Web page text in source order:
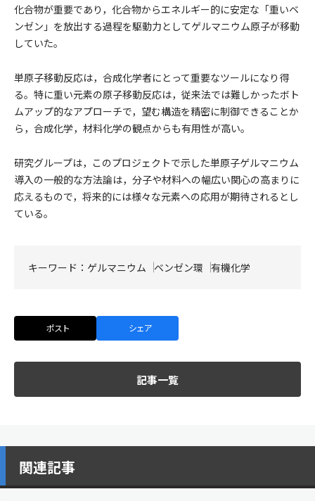
化合物が重要であり，化合物からエネルギー的に安定な「重いベ
ンゼン」を放出する過程を駆動力としてゲルマニウム原子が移動
していた。
単原子移動反応は，合成化学者にとって重要なツールになり得
る。特に重い元素の原子移動反応は，従来法では難しかったボト
ムアップ的なアプローチで，望む構造を精密に制御できることか
ら，合成化学，材料化学の観点からも有用性が高い。
研究グループは，このプロジェクトで示した単原子ゲルマニウム
導入の一般的な方法論は，分子や材料への幅広い関心の高まりに
応えるもので，将来的には様々な元素への応用が期待されるとし
ている。
キーワード： ゲルマニウム ベンゼン環 有機化学
ポスト シェア
記事一覧
関連記事